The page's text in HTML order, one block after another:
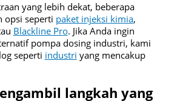
yang lebih dekat, beberapa
opsi seperti paket injeksi kimia,
Blackline Pro. Jika Anda ingin
pompa dosing industri, kami
seperti industri yang mencakup
langkah yang